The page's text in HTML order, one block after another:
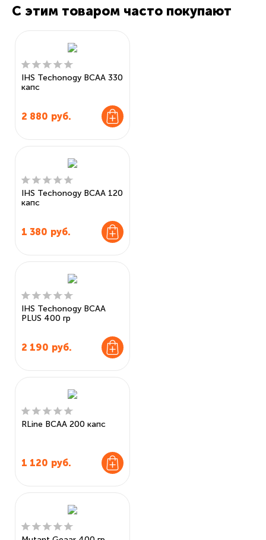
С этим товаром часто покупают
IHS Techonogy BCAA 330
капс
2 880 руб.
IHS Techonogy BCAA 120
капс
1 380 руб.
IHS Techonogy BCAA
PLUS 400 гр
2 190 руб.
RLine BCAA 200 капс
1 120 руб.